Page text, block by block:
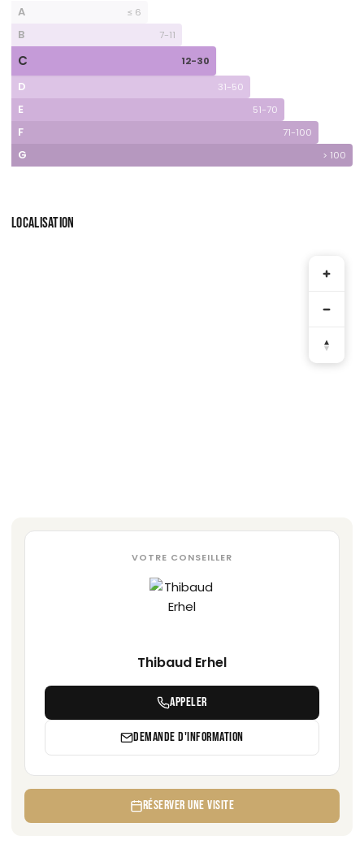
A ≤ 6
B 7-11
C 12-30
D 31-50
E 51-70
F 71-100
G > 100
LOCALISATION
VOTRE CONSEILLER
Thibaud Erhel
APPELER
DEMANDE D'INFORMATION
RÉSERVER UNE VISITE